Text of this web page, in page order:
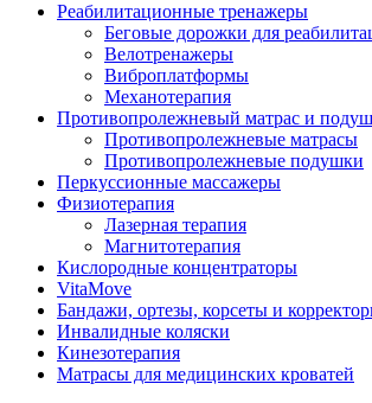
Реабилитационные тренажеры
Беговые дорожки для
Велотренажеры
Виброплатформы
Механотерапия
Противопролежневый матрас и
Противопролежневые матрасы
Противопролежневые подушки
Перкуссионные массажеры
Физиотерапия
Лазерная терапия
Магнитотерапия
Кислородные концентраторы
VitaMove
Бандажи, ортезы, корсеты и
Инвалидные коляски
Кинезотерапия
Матрасы для медицинских кроватей